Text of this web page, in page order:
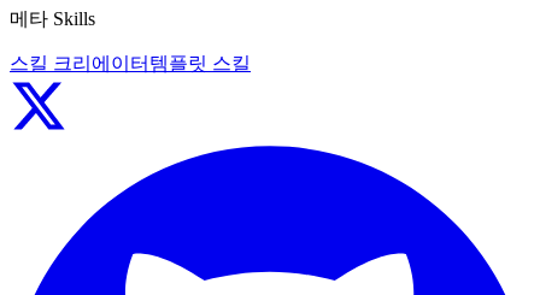
메타 Skills
스킬 크리에이터 템플릿 스킬